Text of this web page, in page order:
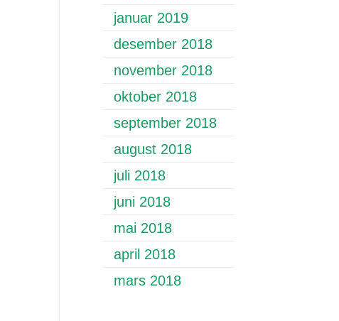
januar 2019
desember 2018
november 2018
oktober 2018
september 2018
august 2018
juli 2018
juni 2018
mai 2018
april 2018
mars 2018